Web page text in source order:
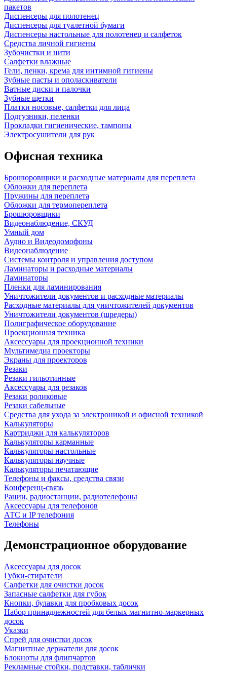
пакетов
Диспенсеры для полотенец
Диспенсеры для туалетной бумаги
Диспенсеры настольные для полотенец и салфеток
Средства личной гигиены
Зубочистки и нити
Салфетки влажные
Гели, пенки, крема для интимной гигиены
Зубные пасты и ополаскиватели
Ватные диски и палочки
Зубные щетки
Платки носовые, салфетки для лица
Подгузники, пеленки
Прокладки гигиенические, тампоны
Электросушители для рук
Офисная техника
Брошюровщики и расходные материалы для переплета
Обложки для переплета
Пружины для переплета
Обложки для термопереплета
Брошюровщики
Видеонаблюдение, СКУД
Умный дом
Аудио и Видеодомофоны
Видеонаблюдение
Системы контроля и управления доступом
Ламинаторы и расходные материалы
Ламинаторы
Пленки для ламинирования
Уничтожители документов и расходные материалы
Расходные материалы для уничтожителей документов
Уничтожители документов (шредеры)
Полиграфическое оборудование
Проекционная техника
Аксессуары для проекционной техники
Мультимедиа проекторы
Экраны для проекторов
Резаки
Резаки гильотинные
Аксессуары для резаков
Резаки роликовые
Резаки сабельные
Средства для ухода за электроникой и офисной техникой
Калькуляторы
Картриджи для калькуляторов
Калькуляторы карманные
Калькуляторы настольные
Калькуляторы научные
Калькуляторы печатающие
Телефоны и факсы, средства связи
Конференц-связь
Рации, радиостанции, радиотелефоны
Аксессуары для телефонов
АТС и IP телефония
Телефоны
Демонстрационное оборудование
Аксессуары для досок
Губки-стиратели
Салфетки для очистки досок
Запасные салфетки для губок
Кнопки, булавки для пробковых досок
Набор принадлежностей для белых магнитно-маркерных
досок
Указки
Спрей для очистки досок
Магнитные держатели для досок
Блокноты для флипчартов
Рекламные стойки, подставки, таблички